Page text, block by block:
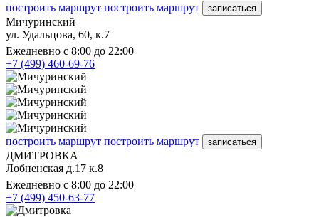
построить маршрут построить маршрут записаться
Мичуринский
ул. Удальцова, 60, к.7
Ежедневно с 8:00 до 22:00
+7 (499) 460-69-76
построить маршрут построить маршрут записаться
ДМИТРОВКА
Лобненская д.17 к.8
Ежедневно с 8:00 до 22:00
+7 (499) 450-63-77